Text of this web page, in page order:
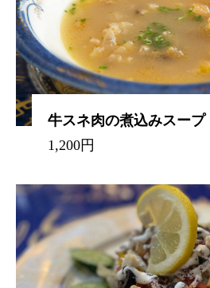
牛スネ肉の煮込みスープ
1,200円